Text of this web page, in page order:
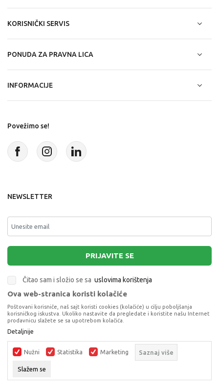
KORISNIČKI SERVIS
PONUDA ZA PRAVNA LICA
INFORMACIJE
Povežimo se!
NEWSLETTER
PRIJAVITE SE
Čitao sam i složio se sa uslovima korištenja
Terms of Serviceapply.
Ova web-stranica koristi kolačiće
Poštovani korisniče, naš sajt koristi cookies (kolačiće) u cilju poboljšanja
korisničkog iskustva. Ukoliko nastavite da pregledate i koristite našu Internet
prodavnicu slažete se sa upotrebom kolačića.
Detaljnije
Nužni Statistika Marketing Saznaj više
Slažem se